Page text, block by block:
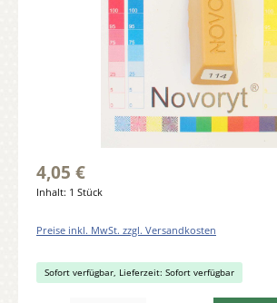
4,05 €
Inhalt: 1 Stück
Preise inkl. MwSt. zzgl. Versandkosten
Sofort verfügbar, Lieferzeit: Sofort verfügbar